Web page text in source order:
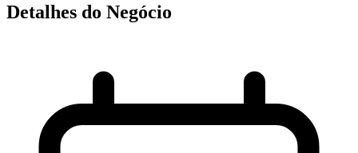
Detalhes do Negócio